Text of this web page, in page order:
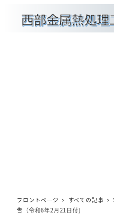
フロントページ すべての記事
告（令和6年2月21日付)